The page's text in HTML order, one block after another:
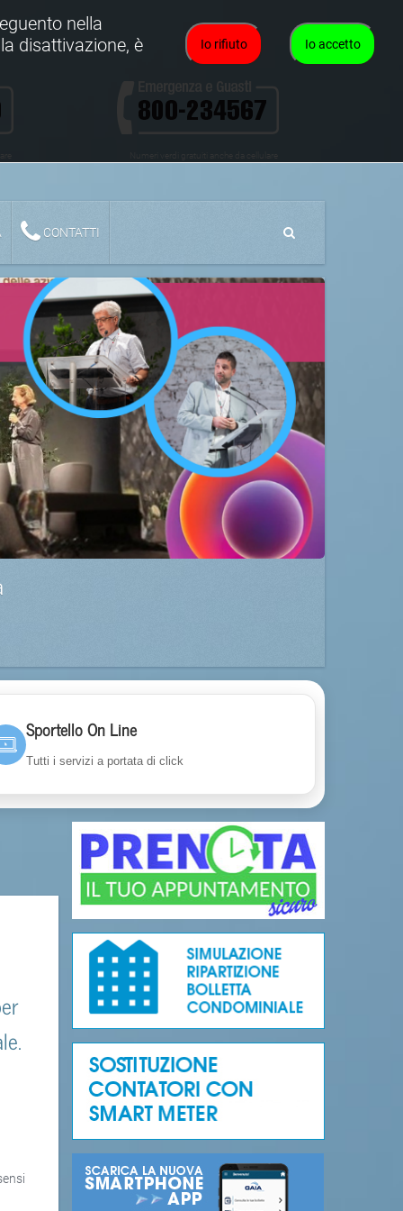
CONTATTI
Sportello On Line
Tutti i servizi a portata di click
Io accetto
Io rifiuto
nella
disattivazione, è